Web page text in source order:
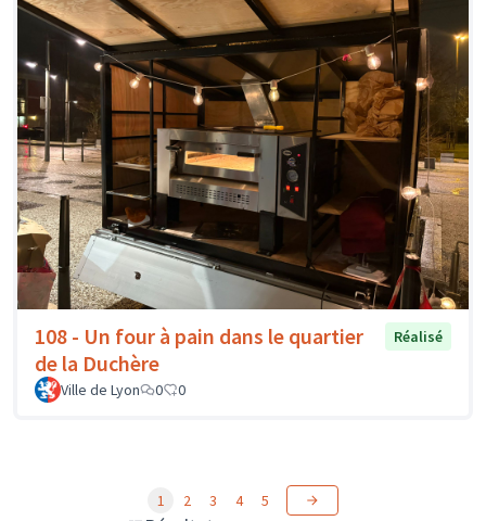
108 - Un four à pain dans le quartier
de la Duchère
Réalisé
Ville de Lyon 0 0
1 2 3 4 5